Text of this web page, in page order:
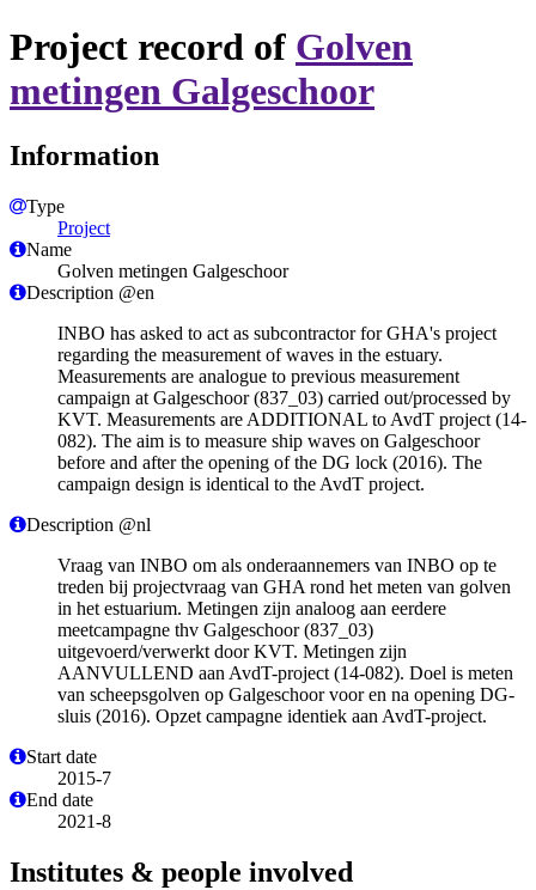
Project record of Golven
metingen Galgeschoor
Information
Type
Project
Name
Golven metingen Galgeschoor
Description @en
INBO has asked to act as subcontractor for GHA's project
regarding the measurement of waves in the estuary.
Measurements are analogue to previous measurement
campaign at Galgeschoor (837_03) carried out/processed by
KVT. Measurements are ADDITIONAL to AvdT project (14-
082). The aim is to measure ship waves on Galgeschoor
before and after the opening of the DG lock (2016). The
campaign design is identical to the AvdT project.
Description @nl
Vraag van INBO om als onderaannemers van INBO op te
treden bij projectvraag van GHA rond het meten van golven
in het estuarium. Metingen zijn analoog aan eerdere
meetcampagne thv Galgeschoor (837_03)
uitgevoerd/verwerkt door KVT. Metingen zijn
AANVULLEND aan AvdT-project (14-082). Doel is meten
van scheepsgolven op Galgeschoor voor en na opening DG-
sluis (2016). Opzet campagne identiek aan AvdT-project.
Start date
2015-7
End date
2021-8
Institutes & people involved